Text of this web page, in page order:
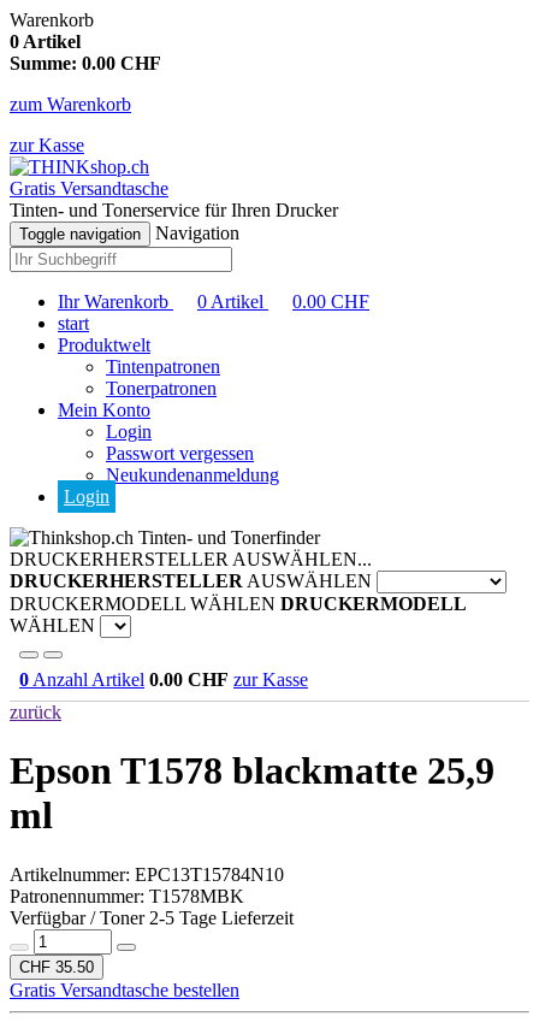
Warenkorb
0 Artikel
Summe: 0.00 CHF
zum Warenkorb
zur Kasse
Gratis Versandtasche
Tinten- und Tonerservice für Ihren Drucker
Toggle navigation Navigation
Ihr Warenkorb 0 Artikel 0.00 CHF
start
Produktwelt
Tintenpatronen
Tonerpatronen
Mein Konto
Login
Passwort vergessen
Neukundenanmeldung
Login
Tinten- und Tonerfinder
DRUCKERHERSTELLER AUSWÄHLEN...
DRUCKERHERSTELLER AUSWÄHLEN
DRUCKERMODELL WÄHLEN DRUCKERMODELL
WÄHLEN
0 Anzahl Artikel 0.00 CHF zur Kasse
zurück
Epson T1578 blackmatte 25,9
ml
Artikelnummer: EPC13T15784N10
Patronennummer: T1578MBK
Verfügbar / Toner 2-5 Tage Lieferzeit
CHF 35.50
Gratis Versandtasche bestellen